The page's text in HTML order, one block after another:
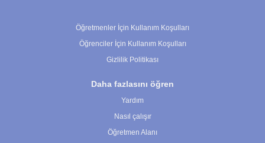
Öğretmenler İçin Kullanım Koşulları
Öğrenciler İçin Kullanım Koşulları
Gizlilik Politikası
Daha fazlasını öğren
Yardım
Nasıl çalışır
Öğretmen Alanı